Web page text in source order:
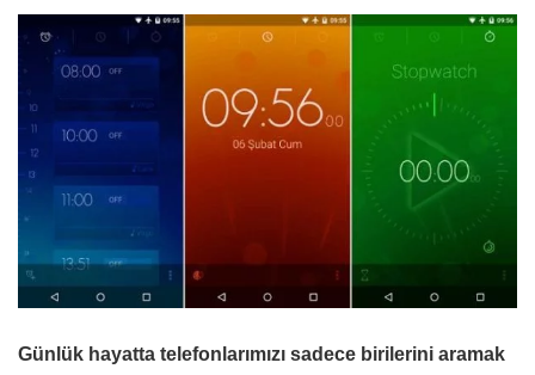
Günlük hayatta telefonlarımızı sadece birilerini aramak